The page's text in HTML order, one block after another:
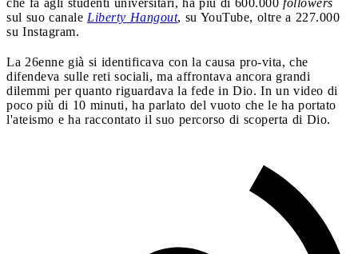
sul suo canale Liberty Hangout, su YouTube, oltre a 227.000
su Instagram.
La 26enne già si identificava con la causa pro-vita, che
difendeva sulle reti sociali, ma affrontava ancora grandi
dilemmi per quanto riguardava la fede in Dio. In un video di
poco più di 10 minuti, ha parlato del vuoto che le ha portato
l'ateismo e ha raccontato il suo percorso di scoperta di Dio.